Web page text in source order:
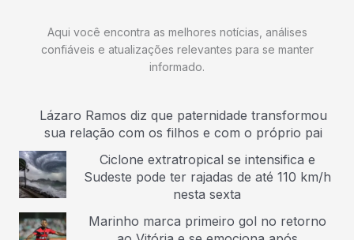
Aqui você encontra as melhores notícias, análises
confiáveis e atualizações relevantes para se manter
informado.
Lázaro Ramos diz que paternidade transformou
sua relação com os filhos e com o próprio pai
Ciclone extratropical se intensifica e
Sudeste pode ter rajadas de até 110 km/h
nesta sexta
Marinho marca primeiro gol no retorno